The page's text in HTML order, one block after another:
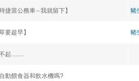
捷當公務車∼我就留下】 豬
要趁早】 豬
起........
動餵食器和飲水機嗎?